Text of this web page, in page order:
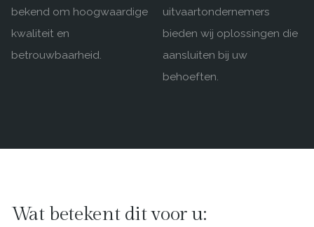
bekend om hoogwaardige
kwaliteit en
betrouwbaarheid.
uitvaartondernemers
bieden wij oplossingen die
aansluiten bij uw
behoeften.
Wat betekent dit voor u: